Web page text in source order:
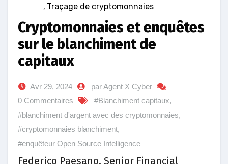
, Traçage de cryptomonnaies
Cryptomonnaies et enquêtes
sur le blanchiment de
capitaux
Avr 29, 2024
par Agent X Cyber
0 Commentaires
#Blanchiment capitaux,
#blanchiment d'argent avec des cryptomonnaies,
#cryptomonnaies blanchiment,
#enquêteur Open Source Intelligence
Federico Paesano, Senior Financial